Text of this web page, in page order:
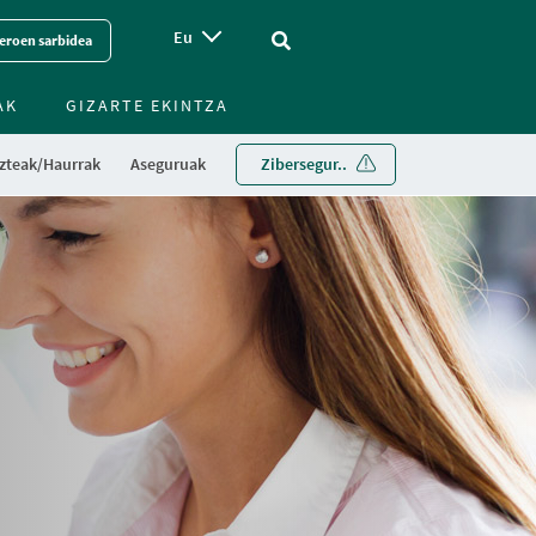
sarbidea Eu Vinculo - Buscar en la web
Haurrak Aseguruak Zibersegur..
GIZARTE EKINTZA